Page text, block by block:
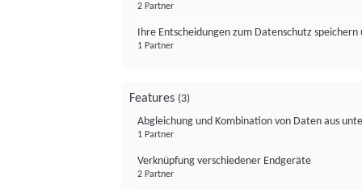
2 Partner
Ihre Entscheidungen zum Datenschutz
1 Partner
Features (3)
Abgleichung und Kombination von Daten aus
1 Partner
Verknüpfung verschiedener Endgeräte
2 Partner